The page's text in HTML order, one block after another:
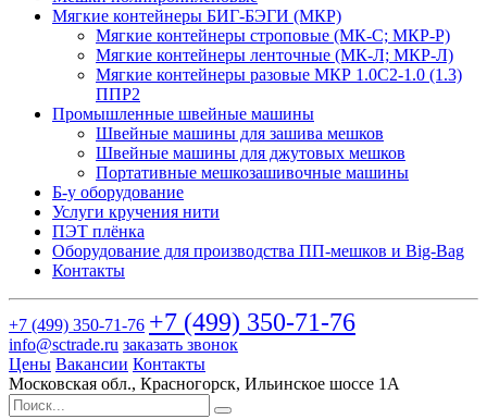
Мягкие контейнеры БИГ-БЭГИ (МКР)
Мягкие контейнеры строповые (МК-С; МКР-Р)
Мягкие контейнеры ленточные (МК-Л; МКР-Л)
Мягкие контейнеры разовые МКР 1.0С2-1.0 (1.3)
ППР2
Промышленные швейные машины
Швейные машины для зашива мешков
Швейные машины для джутовых мешков
Портативные мешкозашивочные машины
Б-у оборудование
Услуги кручения нити
ПЭТ плёнка
Оборудование для производства ПП-мешков и Big-Bag
Контакты
+7 (499) 350-71-76 +7 (499) 350-71-76
info@sctrade.ru заказать звонок
Цены Вакансии Контакты
Московская обл., Красногорск, Ильинское шоссе 1А